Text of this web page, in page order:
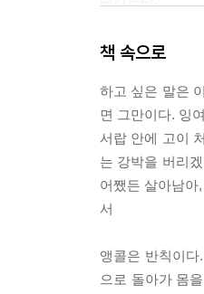
청춘. 그때는 그
질문을 품고 그
그 사이에 듬성
80년대의 런던
얘기하면서는
얘기한다. 소개
책 속으로
하고 싶은 말은
면 그만이다. 잉
서랍 안에 고이
는 강박을 버리
어쨌든 살아남
서
앵콜은 반칙이
으로 돌아가 몸